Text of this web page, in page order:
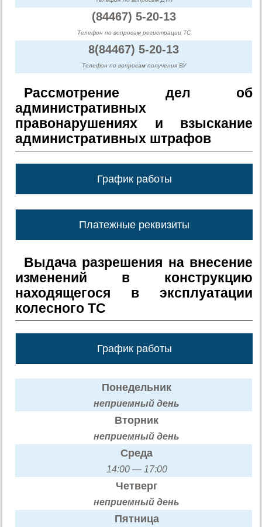
(84467) 5-20-13
Телефон по вопросам регистрации ТС
8(84467) 5-20-13
Телефон по вопросам получения ВУ
Рассмотрение дел об
административных
правонарушениях и взыскание
административных штрафов
График работы
Платежные реквизиты
Выдача разрешения на внесение
изменений в конструкцию
находящегося в эксплуатации
колесного ТС
График работы
Понедельник
неприемный день
Вторник
неприемный день
Среда
14:00 — 17:00
Четверг
неприемный день
Пятница